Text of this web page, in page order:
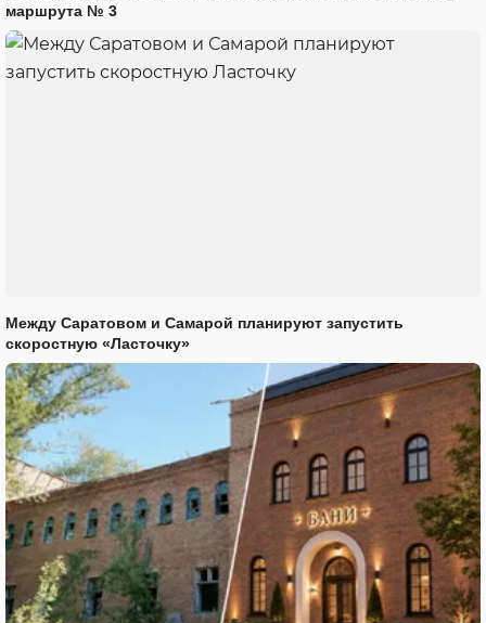
маршрута № 3
Между Саратовом и Самарой планируют запустить
скоростную «Ласточку»